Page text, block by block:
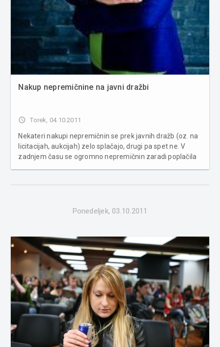
Nakup nepremičnine na javni dražbi
access_time Torek, 04.10.2011
Nekateri nakupi nepremičnin se prek javnih dražb (oz. na
licitacijah, aukcijah) zelo splačajo, drugi pa spet ne. V
zadnjem času se ogromno nepremičnin zaradi poplačila
Ponedeljek, 03.10.2011